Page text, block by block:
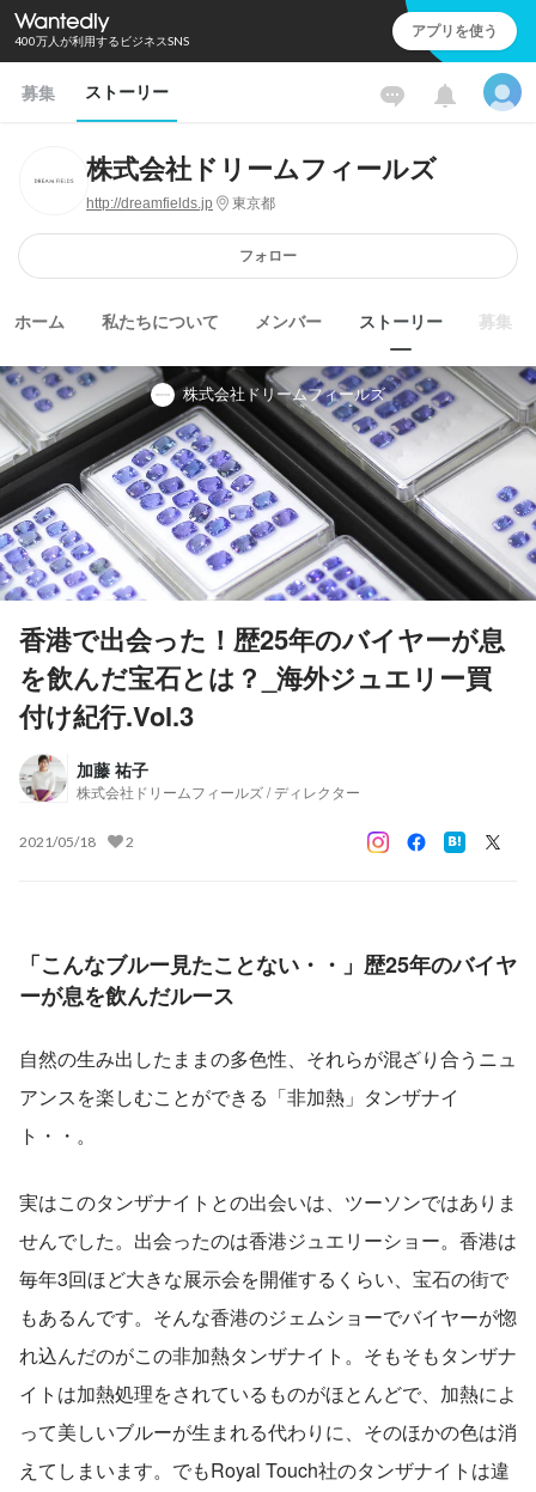
400万人が利用するビジネスSNS アプリを使う
募集 ストーリー
株式会社ドリームフィールズ
http://dreamfields.jp 東京都
フォロー
ホーム 私たちについて メンバー ストーリー 募集
株式会社ドリームフィールズ
香港で出会った！歴25年のバイヤーが息
を飲んだ宝石とは？_海外ジュエリー買
付け紀行.Vol.3
加藤 祐子
株式会社ドリームフィールズ / ディレクター
2021/05/18 2
「こんなブルー見たことない・・」歴25年のバイヤ
ーが息を飲んだルース
自然の生み出したままの多色性、それらが混ざり合うニュ
アンスを楽しむことができる「非加熱」タンザナイ
ト・・。
実はこのタンザナイトとの出会いは、ツーソンではありま
せんでした。出会ったのは香港ジュエリーショー。香港は
毎年3回ほど大きな展示会を開催するくらい、宝石の街で
もあるんです。そんな香港のジェムショーでバイヤーが惚
れ込んだのがこの非加熱タンザナイト。そもそもタンザナ
イトは加熱処理をされているものがほとんどで、加熱によ
って美しいブルーが生まれる代わりに、そのほかの色は消
えてしまいます。でもRoyal Touch社のタンザナイトは違